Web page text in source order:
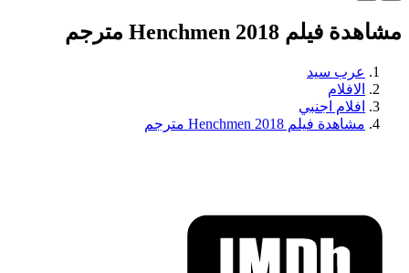
مشاهدة فيلم Henchmen 2018 مترجم
عرب سيد
الافلام
افلام اجنبي
مشاهدة فيلم Henchmen 2018 مترجم